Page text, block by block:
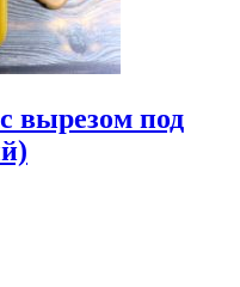
вырезом под